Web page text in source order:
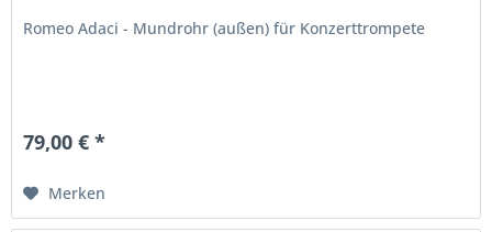
Romeo Adaci - Mundrohr (außen) für Konzerttrompete
79,00 € *
Merken